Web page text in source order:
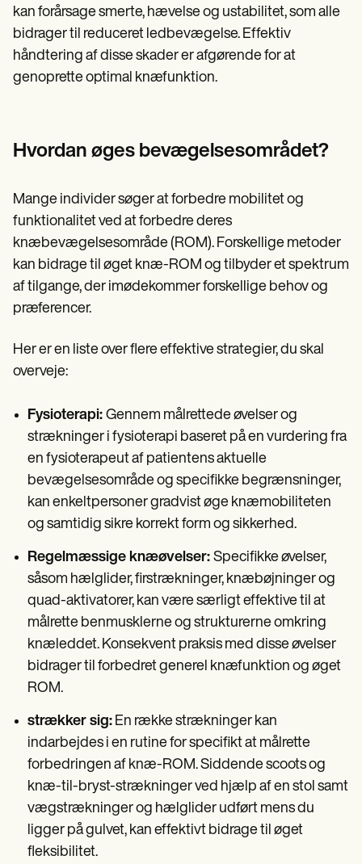
kan forårsage smerte, hævelse og ustabilitet, som alle
bidrager til reduceret ledbevægelse. Effektiv
håndtering af disse skader er afgørende for at
genoprette optimal knæfunktion.
Hvordan øges bevægelsesområdet?
Mange individer søger at forbedre mobilitet og
funktionalitet ved at forbedre deres
knæbevægelsesområde (ROM). Forskellige metoder
kan bidrage til øget knæ-ROM og tilbyder et spektrum
af tilgange, der imødekommer forskellige behov og
præferencer.
Her er en liste over flere effektive strategier, du skal
overveje:
Fysioterapi: Gennem målrettede øvelser og
strækninger i fysioterapi baseret på en vurdering fra
en fysioterapeut af patientens aktuelle
bevægelsesområde og specifikke begrænsninger,
kan enkeltpersoner gradvist øge knæmobiliteten
og samtidig sikre korrekt form og sikkerhed.
Regelmæssige knæøvelser: Specifikke øvelser,
såsom hælglider, firstrækninger, knæbøjninger og
quad-aktivatorer, kan være særligt effektive til at
målrette benmusklerne og strukturerne omkring
knæleddet. Konsekvent praksis med disse øvelser
bidrager til forbedret generel knæfunktion og øget
ROM.
strækker sig: En række strækninger kan
indarbejdes i en rutine for specifikt at målrette
forbedringen af knæ-ROM. Siddende scoots og
knæ-til-bryst-strækninger ved hjælp af en stol samt
vægstrækninger og hælglider udført mens du
ligger på gulvet, kan effektivt bidrage til øget
fleksibilitet.